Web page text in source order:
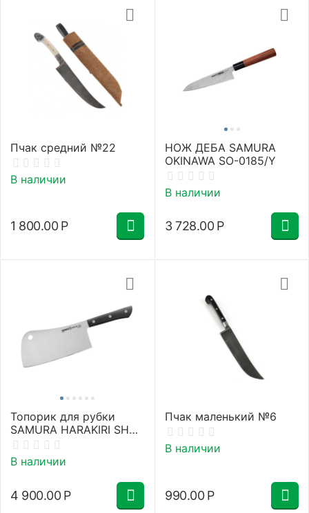
Пчак средний №22
В наличии
1 800.00 Р
НОЖ ДЕБА SAMURA
OKINAWA SO-0185/Y
В наличии
3 728.00 Р
Топорик для рубки
SAMURA HARAKIRI SHR-
0040B/K
В наличии
4 900.00 Р
Пчак маленький №6
В наличии
990.00 Р